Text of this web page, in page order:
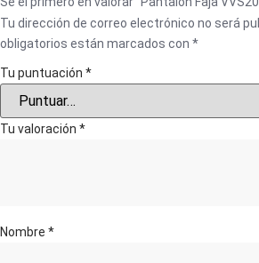
Tu dirección de correo electrónico no será
obligatorios están marcados con *
Tu puntuación *
Tu valoración *
Nombre *